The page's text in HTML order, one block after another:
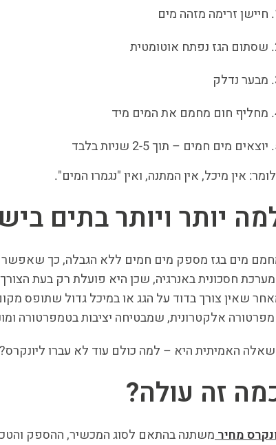
חיישן זרימה מזהה מים
שסתום הגז נפתח אוטומטית
מבער נדלק
מחליף חום מחמם את המים מיד
יוצאים מים חמים – תוך 2-5 שניות בלבד
אין מיכל, אין המתנה, ואין "נגמרו המים".
יותר ויותר בתים
מים בגז מספק מים חמים ללא הגבלה, כך
חסכונית באנרגיה, שכן היא פועלת רק בעת
שאין צורך בדוד על הגג או במיכל גדול שתופס
אלקטרונית, שמבטיחה יציבות בטמפרטורה
האמיתית היא – למה כולם עוד לא עברו
זה עולה?
מחירמשתנה בהתאם לסוג המכשיר, ההספק